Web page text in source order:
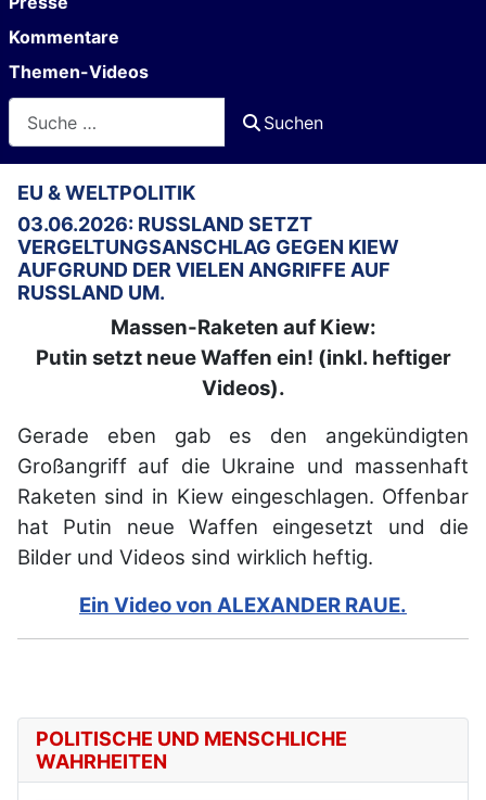
Kommentare
Themen-Videos
Suchen
EU & WELTPOLITIK
03.06.2026: RUSSLAND SETZT
VERGELTUNGSANSCHLAG GEGEN KIEW
AUFGRUND DER VIELEN ANGRIFFE AUF
RUSSLAND UM.
Massen-Raketen auf Kiew:
Putin setzt neue Waffen ein! (inkl. heftiger
Videos).
Gerade eben gab es den angekündigten
Großangriff auf die Ukraine und massenhaft
Raketen sind in Kiew eingeschlagen. Offenbar
hat Putin neue Waffen eingesetzt und die
Bilder und Videos sind wirklich heftig.
Ein Video von ALEXANDER RAUE.
POLITISCHE UND MENSCHLICHE
WAHRHEITEN